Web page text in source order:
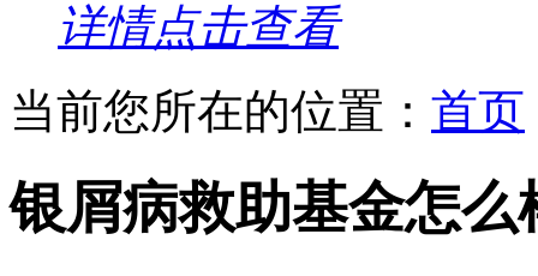
详情点击查看
当前您所在的位置： 首页
银屑病救助基金怎么